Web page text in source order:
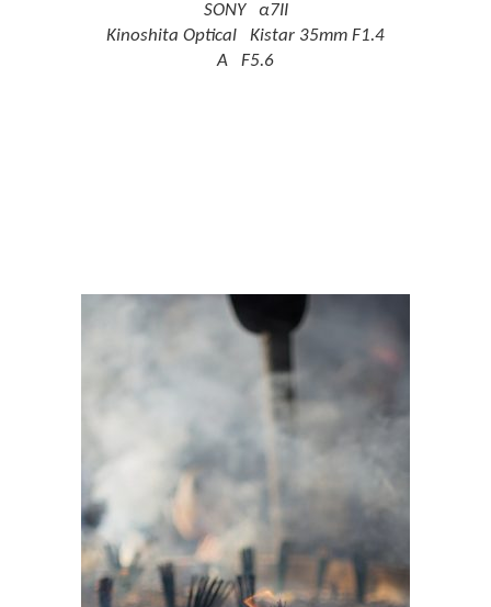
SONY α7II
Kinoshita Optical Kistar 35mm F1.4
A F5.6